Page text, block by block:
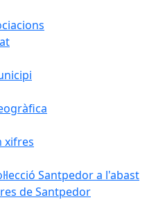
xifres
Santpedor a l'abast
de Santpedor